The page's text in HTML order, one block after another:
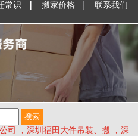
常识 搬家价格 联系我们
司 , 深圳福田大件吊装、搬 , 深